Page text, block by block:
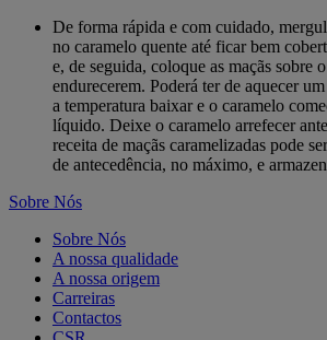
De forma rápida e com cuidado,
no caramelo quente até ficar bem
e, de seguida, coloque as maçãs sobre
endurecerem. Poderá ter de aquecer
a temperatura baixar e o caramelo
líquido. Deixe o caramelo arrefecer
receita de maçãs caramelizadas pode
de antecedência, no máximo, e
Sobre Nós
Sobre Nós
A nossa qualidade
A nossa origem
Carreiras
Contactos